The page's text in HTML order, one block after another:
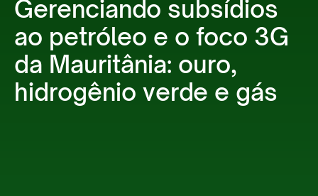
Gerenciando subsídios
ao petróleo e o foco 3G
da Mauritânia: ouro,
hidrogênio verde e gás